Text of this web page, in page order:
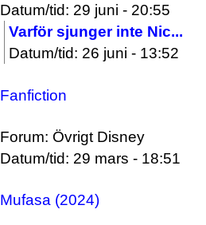
Datum/tid: 29 juni - 20:55
Varför sjunger inte Nic...
Datum/tid: 26 juni - 13:52
Fanfiction
Forum: Övrigt Disney
Datum/tid: 29 mars - 18:51
Mufasa (2024)